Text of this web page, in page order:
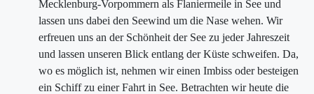
Mecklenburg-Vorpommern als Flaniermeile in See und
lassen uns dabei den Seewind um die Nase wehen. Wir
erfreuen uns an der Schönheit der See zu jeder Jahreszeit
und lassen unseren Blick entlang der Küste schweifen. Da,
wo es möglich ist, nehmen wir einen Imbiss oder besteigen
ein Schiff zu einer Fahrt in See. Betrachten wir heute die